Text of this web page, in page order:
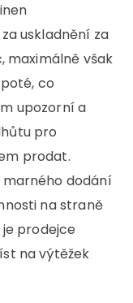
uskladnění za
maximálně však
co
upozorní a
pro
prodat.
marného dodání
na straně
prodejce
na výtěžek